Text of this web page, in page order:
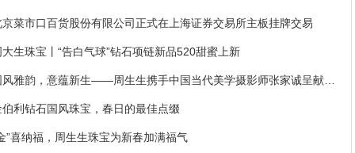
京菜市口百货股份有限公司正式在上海证券交易所主板挂牌交易
生珠宝丨“告白气球”钻石项链新品520甜蜜上新
风雅韵，意蕴新生——周生生携手中国当代美学摄影师张家诚呈献珠
片
伯利钻石国风珠宝，春日的最佳点缀
”喜纳福，周生生珠宝为新春加满福气